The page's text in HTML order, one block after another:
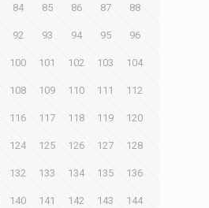
84 85 86 87 88
92 93 94 95 96
100 101 102 103 104
108 109 110 111 112
116 117 118 119 120
124 125 126 127 128
132 133 134 135 136
140 141 142 143 144